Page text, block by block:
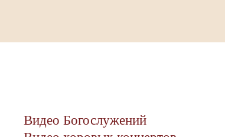
Видео Богослужений